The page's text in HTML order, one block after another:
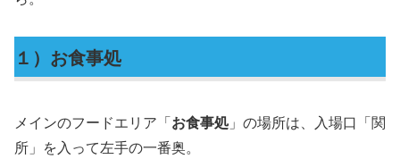
１）お食事処
メインのフードエリア「お食事処 」の場所は、入場口「関
所」を入って左手の一番奥。